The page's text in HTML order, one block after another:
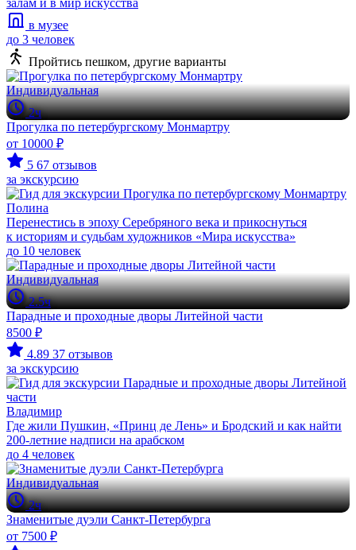
залам и в мир искусства
в музее
до 3 человек
Пройтись пешком, другие варианты
Индивидуальная
2ч
Прогулка по петербургскому Монмартру
от 10000 ₽
5 67 отзывов
за экскурсию
Полина
Перенестись в эпоху Серебряного века и прикоснуться
к историям и судьбам художников «Мира искусства»
до 10 человек
Индивидуальная
2.5ч
Парадные и проходные дворы Литейной части
8500 ₽
4.89 37 отзывов
за экскурсию
Владимир
Где жили Пушкин, «Принц де Лень» и Бродский и как найти
200-летние надписи на арабском
до 4 человек
Индивидуальная
2ч
Знаменитые дуэли Санкт-Петербурга
от 7500 ₽